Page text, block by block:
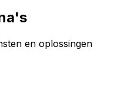
en oplossingen